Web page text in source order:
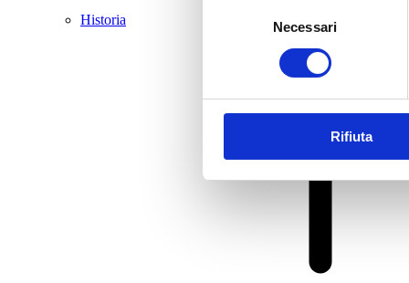
Necessari
Rifiuta
Historia